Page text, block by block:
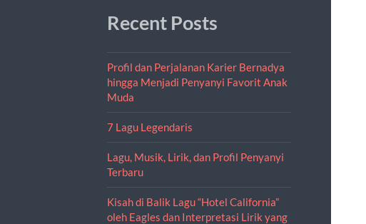
Recent Posts
Profil dan Perjalanan Karier Bernadya
hingga Menjadi Penyanyi Favorit Anak
Muda
7 Lagu Legendaris
Lagu, Musik, Lirik, dan Profil Penyanyi
Terbaru
Kisah di Balik Lagu “Hotel California”
oleh Eagles dan Interpretasi Lirik yang